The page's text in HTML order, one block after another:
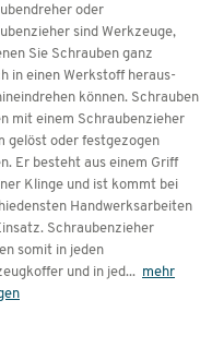
oder
sind Werkzeuge,
Sie Schrauben ganz
in einen Werkstoff heraus-
können. Schrauben
mit einem Schraubenzieher
gelöst oder festgezogen
Er besteht aus einem Griff
Klinge und ist kommt bei
Handwerksarbeiten
Schraubenzieher
somit in jeden
und in jed... mehr